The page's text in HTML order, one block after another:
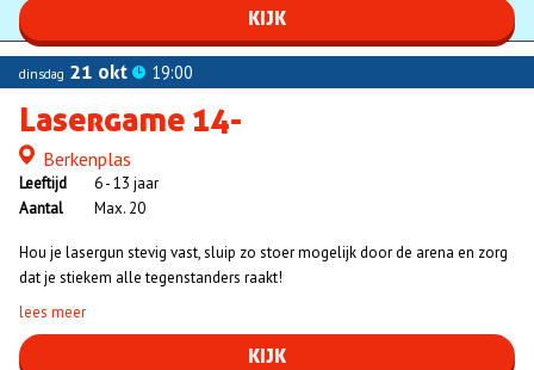
KIJK
dinsdag 21 okt 19:00
Lasergame 14-
LocatieBerkenplas
Leeftijd
6 - 13 jaar
Aantal
Max. 20
Hou je lasergun stevig vast, sluip zo stoer mogelijk door de arena en zorg
dat je stiekem alle tegenstanders raakt!
lees meer
KIJK